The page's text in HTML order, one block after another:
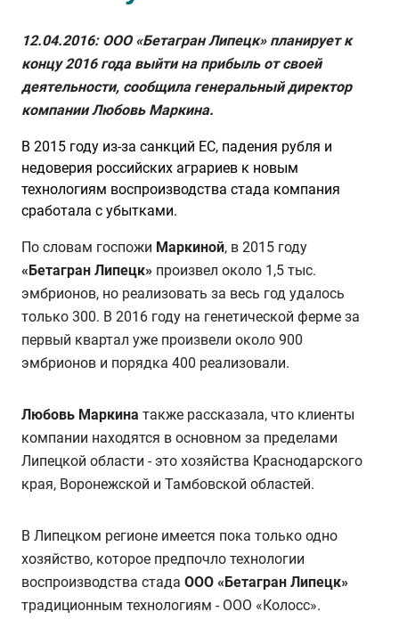
12.04.2016: ООО «Бетагран Липецк» планирует к
концу 2016 года выйти на прибыль от своей
деятельности, сообщила генеральный директор
компании Любовь Маркина.
В 2015 году из-за санкций ЕС, падения рубля и
недоверия российских аграриев к новым
технологиям воспроизводства стада компания
сработала с убытками.
По словам госпожи Маркиной, в 2015 году
«Бетагран Липецк» произвел около 1,5 тыс.
эмбрионов, но реализовать за весь год удалось
только 300. В 2016 году на генетической ферме за
первый квартал уже произвели около 900
эмбрионов и порядка 400 реализовали.
Любовь Маркина также рассказала, что клиенты
компании находятся в основном за пределами
Липецкой области - это хозяйства Краснодарского
края, Воронежской и Тамбовской областей.
В Липецком регионе имеется пока только одно
хозяйство, которое предпочло технологии
воспроизводства стада ООО «Бетагран Липецк»
традиционным технологиям - ООО «Колосс».